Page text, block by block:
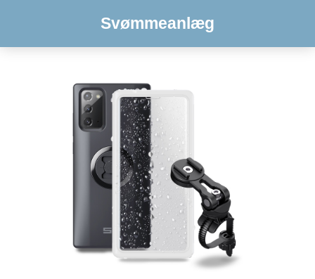
Svømmeanlæg